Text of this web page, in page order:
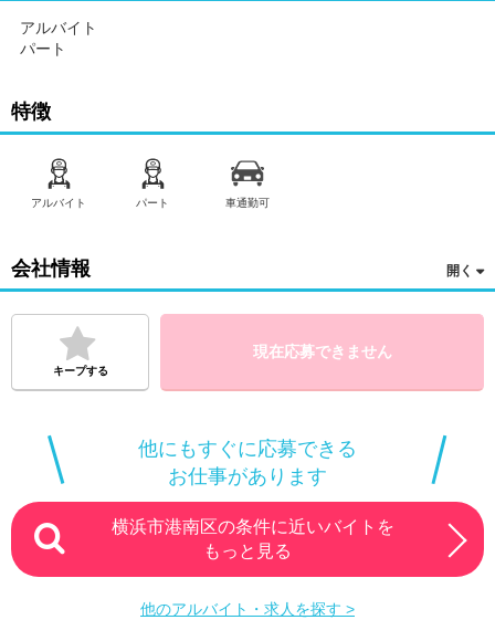
アルバイト
パート
特徴
アルバイト パート 車通勤可
会社情報
キープする
現在応募できません
他にもすぐに応募できる
お仕事があります
横浜市港南区の条件に近いバイトを
もっと見る
他のアルバイト・求人を探す >